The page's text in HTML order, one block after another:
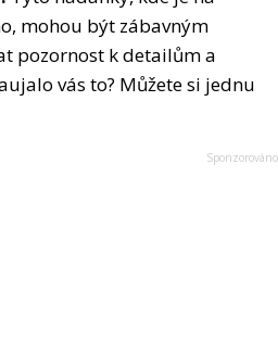
mohou být zábavným
pozornost k detailům a
vás to? Můžete si jednu